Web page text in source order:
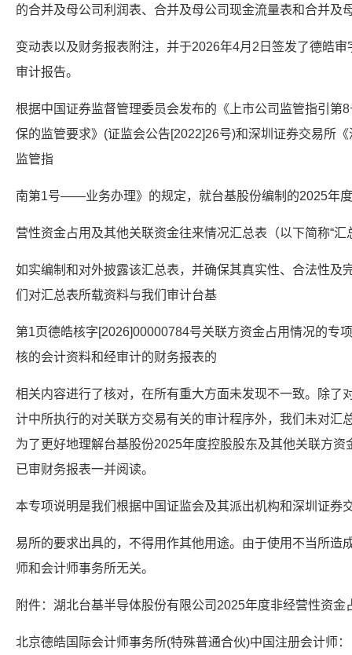
的合并及母公司利润表、合并及母公司现金流量表和合并及
变动表以及财务报表附注，并于2026年4月2日签发了德皓
审计报告。
根据中国证券监督管理委员会发布的《上市公司监管指引
保的监管要求》(证监会公告[2022]26号)和深圳证券交易所
监管指
南第1号——业务办理》的规定，就台基股份编制的2025年
营性资金占用及其他关联资金往来情况汇总表（以下简称“汇
如实编制和对外披露该汇总表，并确保其真实性、合法性及
们对汇总表所载资料与我们审计台基
第1页德皓核字[2026]00000784号关联方资金占用情况的专
核的会计资料和经审计的财务报表的
相关内容进行了核对，在所有重大方面未发现不一致。除了
计中所执行的对关联方交易有关的审计程序外，我们未对汇
为了更好地理解台基股份2025年度控股股东及其他关联方
已审财务报表一并阅读。
本专项说明是我们根据中国证监会及其派出机构和深圳证券
易所的要求出具的，不得用作其他用途。由于使用不当所造
师和会计师事务所无关。
附件：湖北台基半导体股份有限公司2025年度非经营性资
北京德皓国际会计师事务所(特殊普通合伙)中国注册会计师：